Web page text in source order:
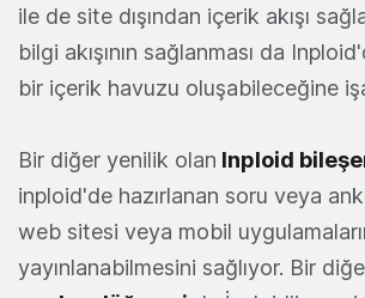
ile de site dışından içerik akışı
bilgi akışının sağlanması da
bir içerik havuzu oluşabileceğine
Bir diğer yenilik olan Inploid
inploid'de hazırlanan soru veya
web sitesi veya mobil
yayınlanabilmesini sağlıyor. Bir